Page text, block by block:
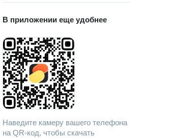
В приложении еще удобнее
Наведите камеру вашего телефона
на QR-код, чтобы скачать